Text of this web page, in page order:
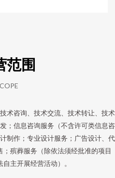
范围
术咨询、技术交流、技术转让、技术
；信息咨询服务（不含许可类信息咨
制作；专业设计服务；广告设计、代
殡葬服务（除依法须经批准的项目
主开展经营活动）。